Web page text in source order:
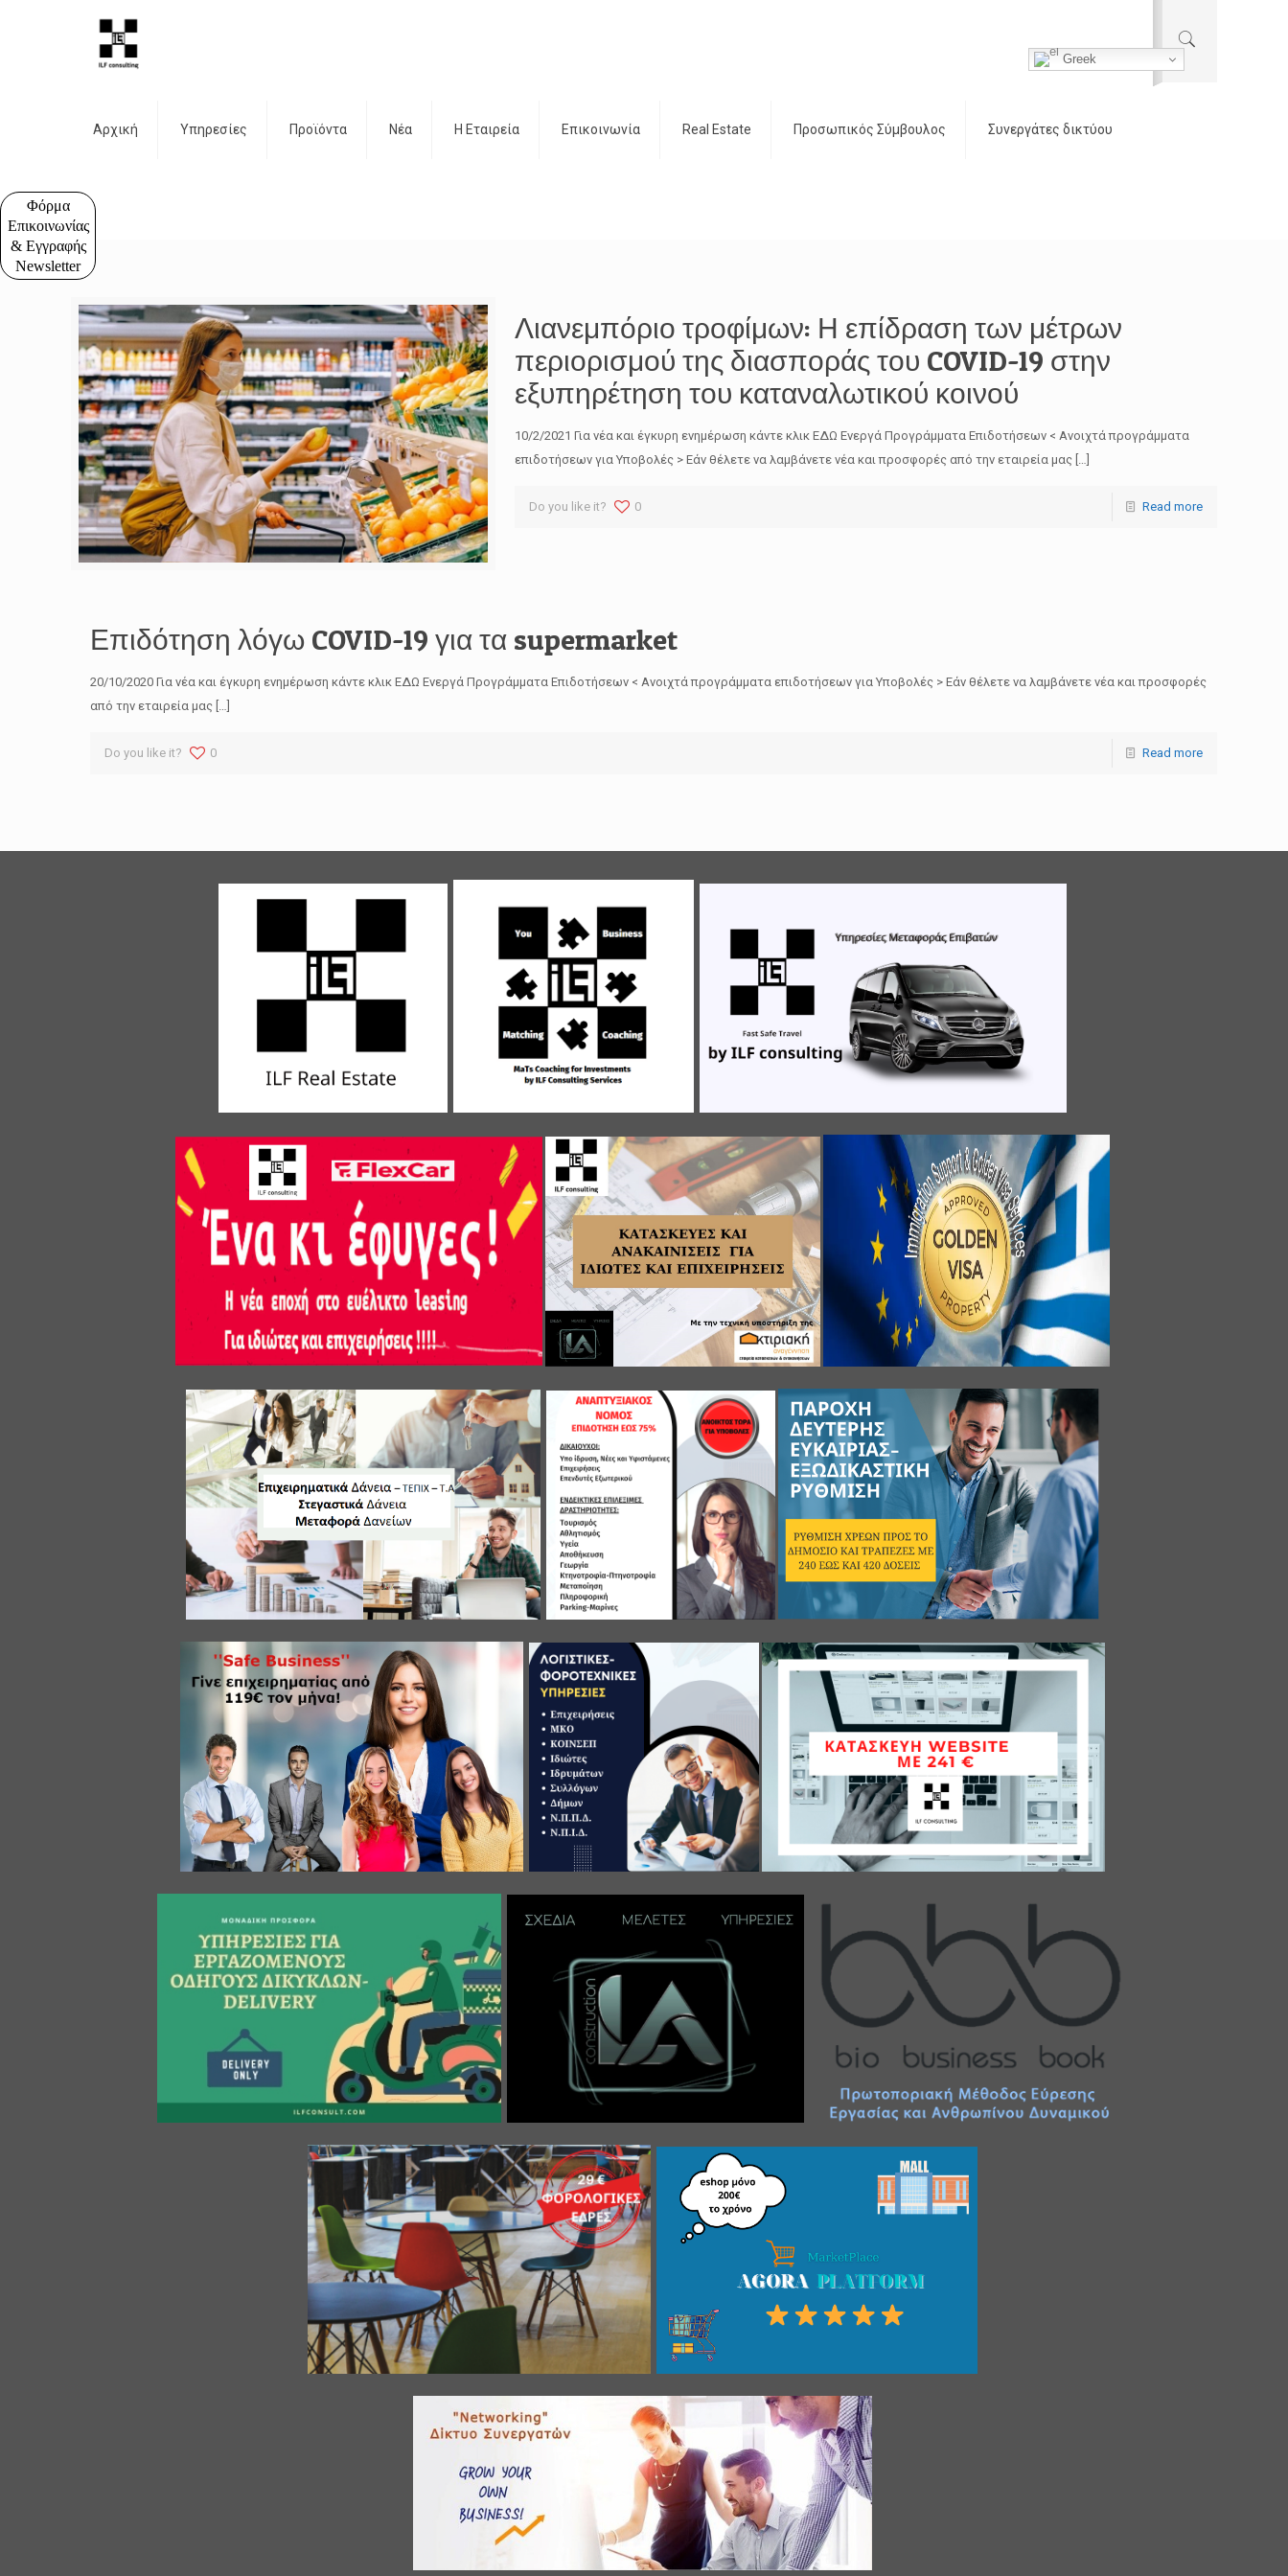
Φόρμα
Επικοινωνίας
& Εγγραφής
Newsletter
Αρχική Υπηρεσίες Προϊόντα Νέα H Εταιρεία Επικοινωνία Real Estate Προσωπικός Σύμβουλος Συνεργάτες δικτύου
Λιανεμπόριο τροφίμων: Η επίδραση των μέτρων
περιορισμού της διασποράς του COVID-19 στην
εξυπηρέτηση του καταναλωτικού κοινού
10/2/2021 Για νέα και έγκυρη ενημέρωση κάντε κλικ ΕΔΩ Ενεργά Προγράμματα Επιδοτήσεων < Ανοιχτά προγράμματα
επιδοτήσεων για Υποβολές > Εάν θέλετε να λαμβάνετε νέα και προσφορές από την εταιρεία μας […]
Do you like it? 0 Read more
Επιδότηση λόγω COVID-19 για τα supermarket
20/10/2020 Για νέα και έγκυρη ενημέρωση κάντε κλικ ΕΔΩ Ενεργά Προγράμματα Επιδοτήσεων < Ανοιχτά προγράμματα επιδοτήσεων για Υποβολές > Εάν θέλετε να λαμβάνετε νέα και προσφορές
από την εταιρεία μας […]
Do you like it? 0 Read more
Greek